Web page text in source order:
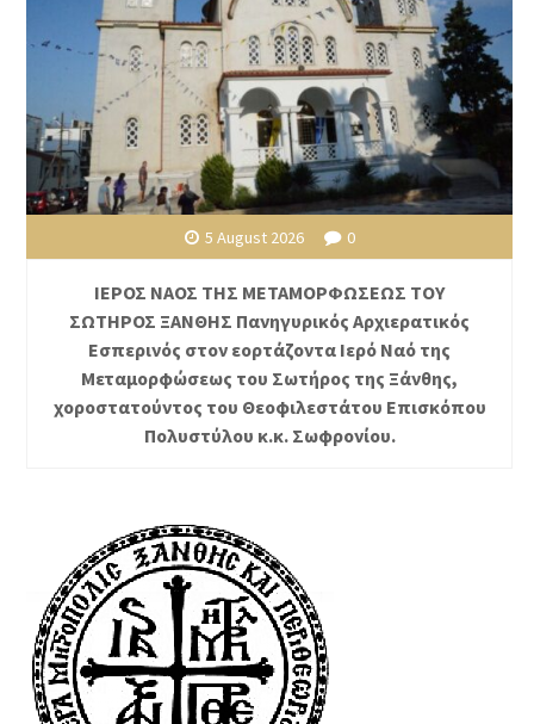
5 August 2026 0
ΙΕΡΟΣ ΝΑΟΣ ΤΗΣ ΜΕΤΑΜΟΡΦΩΣΕΩΣ ΤΟΥ
ΣΩΤΗΡΟΣ ΞΑΝΘΗΣ Πανηγυρικός Αρχιερατικός
Εσπερινός στον εορτάζοντα Ιερό Ναό της
Μεταμορφώσεως του Σωτήρος της Ξάνθης,
χοροστατούντος του Θεοφιλεστάτου Επισκόπου
Πολυστύλου κ.κ. Σωφρονίου.